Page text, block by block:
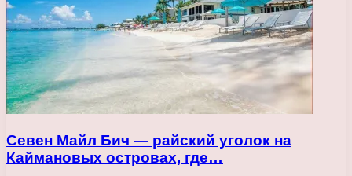
Севен Майл Бич — райский уголок на
Каймановых островах, где…